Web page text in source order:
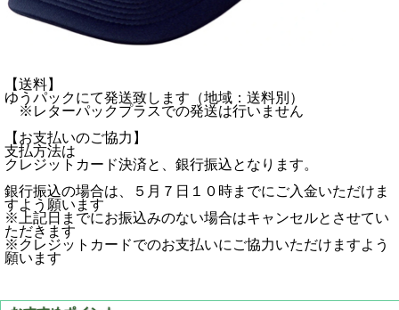
【送料】
ゆうパックにて発送致します（地域：送料別）
※レターパックプラスでの発送は行いません
【お支払いのご協力】
支払方法は
クレジットカード決済と、銀行振込となります。
銀行振込の場合は、５月７日１０時までにご入金いただけま
すよう願います
※上記日までにお振込みのない場合はキャンセルとさせてい
ただきます
※クレジットカードでのお支払いにご協力いただけますよう
願います